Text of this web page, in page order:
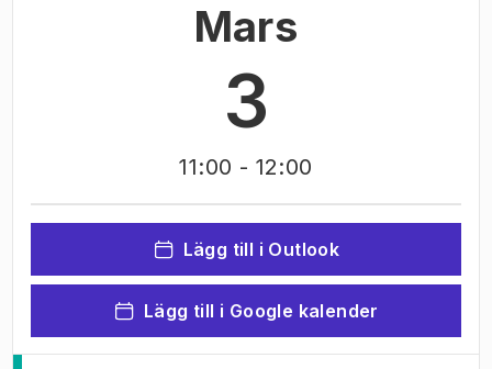
Mars
3
11:00 - 12:00
Lägg till i Outlook
Lägg till i Google kalender